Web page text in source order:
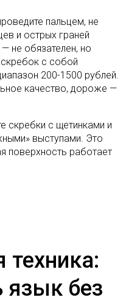
пальцем, не
и острых граней
— не обязателен, но
скребок с собой
200-1500 рублей.
качество, дороже —
скребки с щетинками и
выступами. Это
поверхность работает
техника:
язык без